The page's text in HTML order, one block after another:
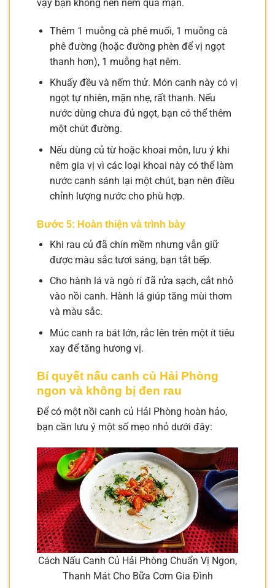
vậy bạn không nên nêm quá mặn.
Thêm 1 muỗng cà phê muối, 1 muỗng cà
phê đường (hoặc đường phèn để vị ngọt
thanh hơn), 1 muỗng hạt nêm.
Khuấy đều và nếm thử. Món canh này có vị
ngọt tự nhiên, mặn nhẹ, rất thanh. Nếu
nước dùng chưa đủ ngọt, bạn có thể thêm
một chút đường.
Nếu dùng củ từ hoặc khoai môn, lưu ý khi
nêm gia vị vì các loại khoai này có thể làm
nước canh sánh lại một chút, bạn nên điều
chỉnh lượng nước cho phù hợp.
Bước 5: Hoàn thiện và trình bày
Khi rau củ đã chín mềm nhưng vẫn giữ
được màu sắc tươi sáng, bạn tắt bếp.
Cho hành lá và ngò rí đã rửa sạch, cắt nhỏ
vào nồi canh. Hành lá giúp tăng mùi thơm
và màu sắc.
Múc canh ra bát lớn, rắc lên trên một ít tiêu
xay để tăng hương vị.
Bí quyết nấu canh củ Hải Phòng
ngon và không bị đen rau
Để có một nồi canh củ Hải Phòng hoàn hảo,
bạn cần lưu ý một số mẹo nhỏ dưới đây:
Cách Nấu Canh Củ Hải Phòng Chuẩn Vị Ngon,
Thanh Mát Cho Bữa Cơm Gia Đình